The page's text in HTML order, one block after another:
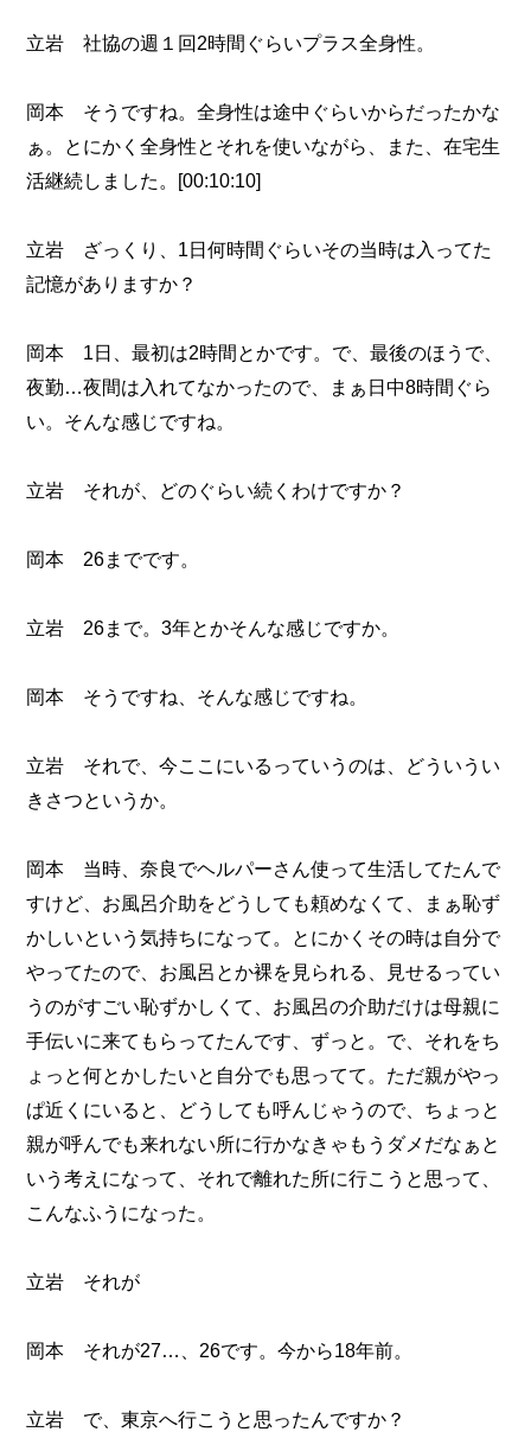
立岩 社協の週１回2時間ぐらいプラス全身性。
岡本 そうですね。全身性は途中ぐらいからだったかな
ぁ。とにかく全身性とそれを使いながら、また、在宅生
活継続しました。[00:10:10]
立岩 ざっくり、1日何時間ぐらいその当時は入ってた
記憶がありますか？
岡本 1日、最初は2時間とかです。で、最後のほうで、
夜勤…夜間は入れてなかったので、まぁ日中8時間ぐら
い。そんな感じですね。
立岩 それが、どのぐらい続くわけですか？
岡本 26までです。
立岩 26まで。3年とかそんな感じですか。
岡本 そうですね、そんな感じですね。
立岩 それで、今ここにいるっていうのは、どういうい
きさつというか。
岡本 当時、奈良でヘルパーさん使って生活してたんで
すけど、お風呂介助をどうしても頼めなくて、まぁ恥ず
かしいという気持ちになって。とにかくその時は自分で
やってたので、お風呂とか裸を見られる、見せるってい
うのがすごい恥ずかしくて、お風呂の介助だけは母親に
手伝いに来てもらってたんです、ずっと。で、それをち
ょっと何とかしたいと自分でも思ってて。ただ親がやっ
ぱ近くにいると、どうしても呼んじゃうので、ちょっと
親が呼んでも来れない所に行かなきゃもうダメだなぁと
いう考えになって、それで離れた所に行こうと思って、
こんなふうになった。
立岩 それが
岡本 それが27…、26です。今から18年前。
立岩 で、東京へ行こうと思ったんですか？